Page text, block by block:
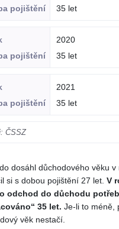
35 let
2020
35 let
2021
35 let
ČSSZ
dosáhl důchodového věku v
si s dobou pojištění 27 let. V
odchod do důchodu
35 let. Je-li to méně,
věk nestačí.